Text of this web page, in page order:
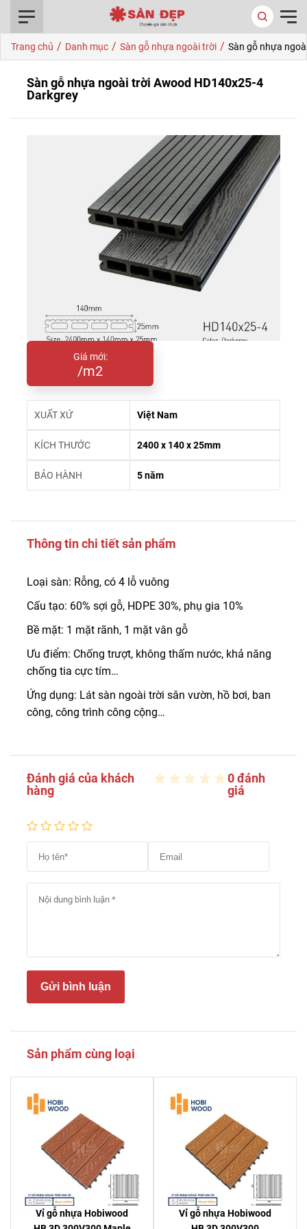
Trang chủ / Danh mục / Sàn gỗ nhựa ngoài trời / Sàn gỗ nhựa
Sàn gỗ nhựa ngoài trời Awood HD140x25-4
Darkgrey
Giá mới:
/m2
XUẤT XỨ Việt Nam
KÍCH THƯỚC 2400 x 140 x 25mm
BẢO HÀNH 5 năm
Thông tin chi tiết sản phẩm
Loại sàn: Rỗng, có 4 lỗ vuông
Cấu tạo: 60% sợi gỗ, HDPE 30%, phụ gia 10%
Bề mặt: 1 mặt rãnh, 1 mặt vân gỗ
Ưu điểm: Chống trượt, không thấm nước, khả năng
chống tia cực tím…
Ứng dụng: Lát sàn ngoài trời sân vườn, hồ bơi, ban
công, công trình công cộng…
Đánh giá của khách
hàng
0 đánh
giá
Gửi bình luận
Sản phẩm cùng loại
Vỉ gỗ nhựa Hobiwood
Vỉ gỗ nhựa Hobiwood